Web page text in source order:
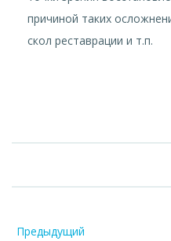
причиной таких
скол реставрации и т.п.
Предыдущий